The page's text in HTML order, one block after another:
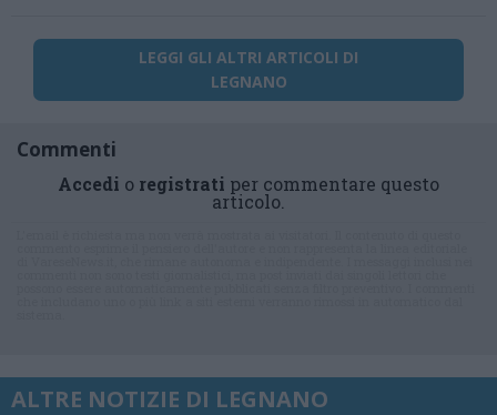
LEGGI GLI ALTRI ARTICOLI DI
LEGNANO
Commenti
Accedi o registrati per commentare questo
articolo.
ALTRE NOTIZIE DI LEGNANO